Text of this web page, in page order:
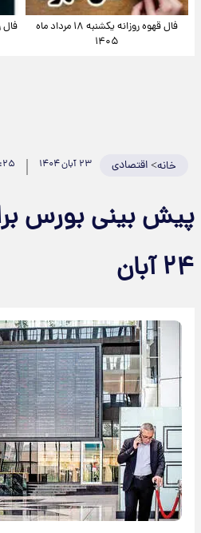
فال قهوه روزانه یکشنبه ۱۸ مرداد ماه
۱۴۰۵
فال
خانه>اقتصادی ۲۳ آبان ۱۴۰۴ ۱۹:۲۵
بینی بورس
آبان